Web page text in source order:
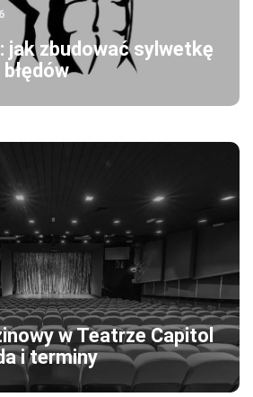
jak zbudować sylwetkę
w Teatrze Capitol
i terminy